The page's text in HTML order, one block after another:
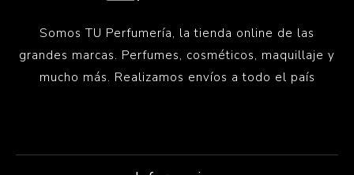
Somos TU Perfumería, la tienda online de las
grandes marcas. Perfumes, cosméticos, maquillaje y
mucho más. Realizamos envíos a todo el país